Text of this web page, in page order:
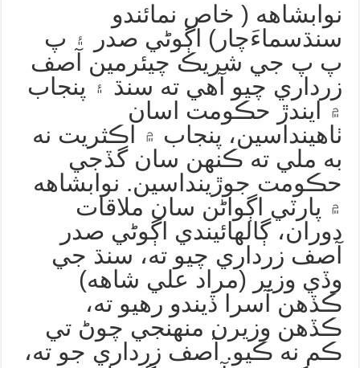
نوابشاهه ( خاص نمائندو
سنڌسماءَچار) اڳوڻي صدر ۽ پ
پ پ جي شريڪ چيئرمين آصف
زرداري چيو آهي ته سنڌ ۽ پنجاب
۾ ايندڙ حڪومت اسان
ٺاهينداسين، پنجاب ۾ اڪثريت نه
به ملي ته ڪنهن سان گڏجي
حڪومت جوڙينداسين. نوابشاهه
۾ پارٽي اڳواڻن سان ملاقات
دوران، ڳالهائيندي اڳوڻي صدر
آصف زرداري چيو ته، سنڌ جي
وڏي وزير (مراد علي شاهه)
ڪڏهن آسرا ڏيندو رهيو ته،
ڪڏهن وزيرن منهنجي چوڻ تي
ڪم نه ڪيو. آصف زرداري جو ته،